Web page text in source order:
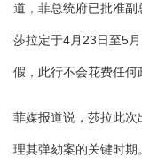
道，菲总统府已批准副
莎拉定于4月23日至5
假，此行不会花费任何
菲媒报道说，莎拉此
理其弹劾案的关键时